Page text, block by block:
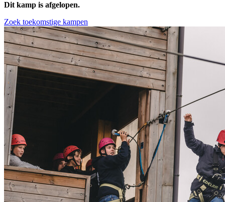
Dit kamp is afgelopen.
Zoek toekomstige kampen